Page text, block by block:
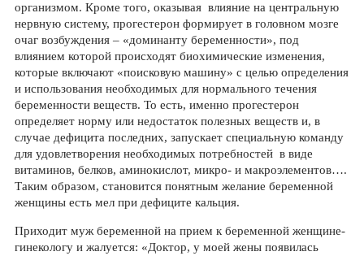
организмом. Кроме того, оказывая влияние на центральную
нервную систему, прогестерон формирует в головном мозге
очаг возбуждения – «доминанту беременности», под
влиянием которой происходят биохимические изменения,
которые включают «поисковую машину» с целью определения
и использования необходимых для нормального течения
беременности веществ. То есть, именно прогестерон
определяет норму или недостаток полезных веществ и, в
случае дефицита последних, запускает специальную команду
для удовлетворения необходимых потребностей в виде
витаминов, белков, аминокислот, микро- и макроэлементов….
Таким образом, становится понятным желание беременной
женщины есть мел при дефиците кальция.
Приходит муж беременной на прием к беременной женщине-
гинекологу и жалуется: «Доктор, у моей жены появилась